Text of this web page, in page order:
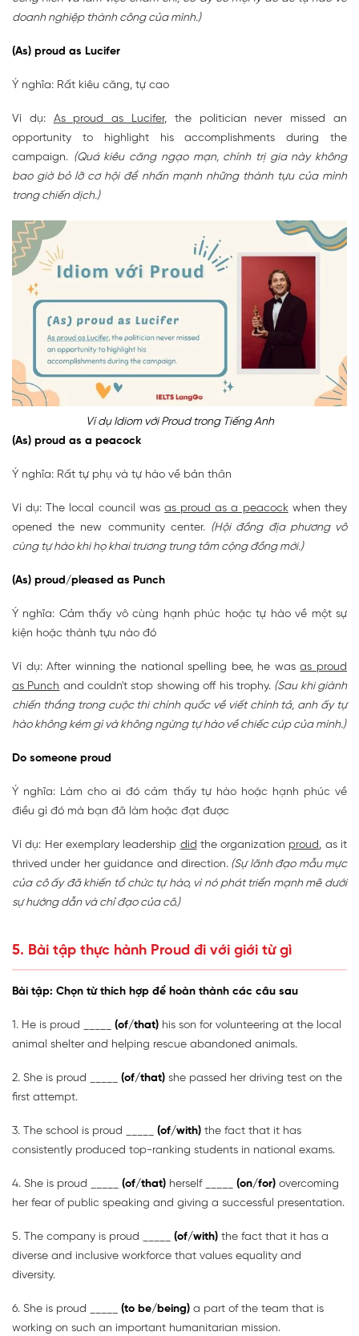
doanh nghiệp thành công của mình.)
(As) proud as Lucifer
Ý nghĩa: Rất kiêu căng, tự cao
Ví dụ: As proud as Lucifer, the politician never missed an
opportunity to highlight his accomplishments during the
campaign. (Quá kiêu căng ngạo mạn, chính trị gia này không
bao giờ bỏ lỡ cơ hội để nhấn mạnh những thành tựu của mình
trong chiến dịch.)
Ví dụ Idiom với Proud trong Tiếng Anh
(As) proud as a peacock
Ý nghĩa: Rất tự phụ và tự hào về bản thân
Ví dụ: The local council was as proud as a peacockwhen they
opened the new community center. (Hội đồng địa phương vô
cùng tự hào khi họ khai trương trung tâm cộng đồng mới.)
(As) proud/pleased as Punch
Ý nghĩa: Cảm thấy vô cùng hạnh phúc hoặc tự hào về một sự
kiện hoặc thành tựu nào đó
Ví dụ: After winning the national spelling bee, he wasas proud
as Punch and couldn't stop showing off his trophy. (Sau khi giành
chiến thắng trong cuộc thi chính quốc về viết chính tả, anh ấy tự
hào không kém gì và không ngừng tự hào về chiếc cúp của mình.)
Do someone proud
Ý nghĩa: Làm cho ai đó cảm thấy tự hào hoặc hạnh phúc về
điều gì đó mà bạn đã làm hoặc đạt được
Ví dụ: Her exemplary leadership did the organization proud, as it
thrived under her guidance and direction. (Sự lãnh đạo mẫu mực
của cô ấy đã khiến tổ chức tự hào, vì nó phát triển mạnh mẽ dưới
sự hướng dẫn và chỉ đạo của cô.)
5. Bài tập thực hành Proud đi với giới từ gì
Bài tập: Chọn từ thích hợp để hoàn thành các câu sau
1. He is proud _____ (of/that) his son for volunteering at the local
animal shelter and helping rescue abandoned animals.
2. She is proud _____ (of/that) she passed her driving test on the
first attempt.
3. The school is proud _____ (of/with) the fact that it has
consistently produced top-ranking students in national exams.
4. She is proud _____ (of/that) herself _____ (on/for) overcoming
her fear of public speaking and giving a successful presentation.
5. The company is proud _____ (of/with) the fact that it has a
diverse and inclusive workforce that values equality and
diversity.
6. She is proud _____ (to be/being) a part of the team that is
working on such an important humanitarian mission.